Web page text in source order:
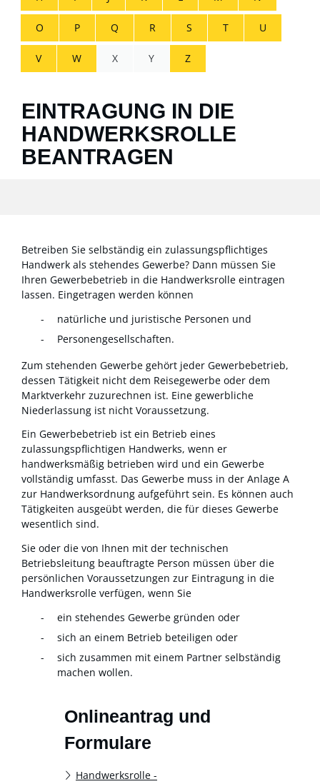
O P Q R S T U
V W X Y Z
EINTRAGUNG IN DIE
HANDWERKSROLLE
BEANTRAGEN
Betreiben Sie selbständig ein zulassungspflichtiges
Handwerk als stehendes Gewerbe? Dann müssen Sie
Ihren Gewerbebetrieb in die Handwerksrolle eintragen
lassen. Eingetragen werden können
natürliche und juristische Personen und
Personengesellschaften.
Zum stehenden Gewerbe gehört jeder Gewerbebetrieb,
dessen Tätigkeit nicht dem Reisegewerbe oder dem
Marktverkehr zuzurechnen ist. Eine gewerbliche
Niederlassung ist nicht Voraussetzung.
Ein Gewerbebetrieb ist ein Betrieb eines
zulassungspflichtigen Handwerks, wenn er
handwerksmäßig betrieben wird und ein Gewerbe
vollständig umfasst. Das Gewerbe muss in der Anlage A
zur Handwerksordnung aufgeführt sein. Es können auch
Tätigkeiten ausgeübt werden, die für dieses Gewerbe
wesentlich sind.
Sie oder die von Ihnen mit der technischen
Betriebsleitung beauftragte Person müssen über die
persönlichen Voraussetzungen zur Eintragung in die
Handwerksrolle verfügen, wenn Sie
ein stehendes Gewerbe gründen oder
sich an einem Betrieb beteiligen oder
sich zusammen mit einem Partner selbständig
machen wollen.
Onlineantrag und
Formulare
Handwerksrolle -